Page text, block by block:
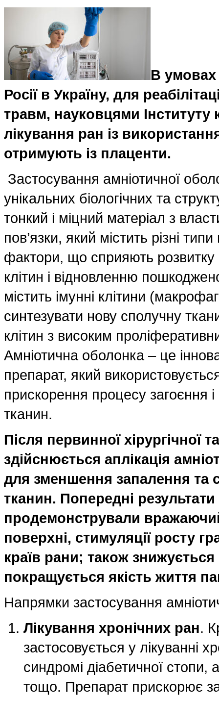
В
Росії в Україну, для
травм, науковцями Інституту
лікування ран із
отримують із плаценти.
Застосування амніотичної
унікальних біологічних та
тонкий і міцний матеріал з
пов’язки, який містить різні
фактори, що сприяють розвитку
клітин і відновленню
містить імунні клітини
синтезувати нову сполучну
клітин з високим
Амніотична оболонка – це
препарат, який
прискорення процесу
тканин.
Після первинної хірургічної
здійснюється аплікація
для зменшення запалення та
тканин. Попередні
продемонстрували
поверхні, стимуляції росту
країв рани; також
покращується якість життя
Напрямки застосування
Лікування хронічних ран.
застосовується у лікуванні
синдромі діабетичної стопи,
тощо. Препарат прискорює